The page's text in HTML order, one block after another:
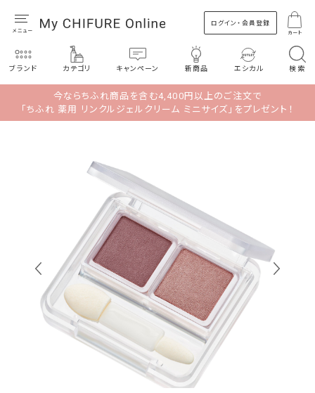
ログイン・会員登録
カート
ブランド カテゴリ キャンペーン 新商品 エシカル 検索
今ならちふれ商品を含む4,400円以上のご注文で
「ちふれ 薬用 リンクルジェルクリーム ミニサイズ」をプレゼント！